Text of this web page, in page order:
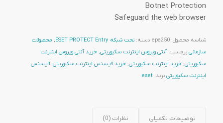
Botnet Protection
Safeguard the web browser
شناسه محصول: epe250 دسته: تحت شبکه ESET PROTECT Entry , محصولات
سازمانی برچسب: آنتی ویروس اینترنت سکیوریتی, خرید آنتی ویروس اینترنت
سکیوریتی, خرید اینترنت سکیوریتی, خرید لایسنس اینترنت سکیوریتی, لایسنس
اینترنت سکیوریتی برند: eset
توضیحات تکمیلی نظرات (0)